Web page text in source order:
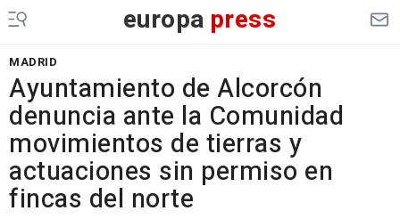
europa press
MADRID
Ayuntamiento de Alcorcón
denuncia ante la Comunidad
movimientos de tierras y
actuaciones sin permiso en
fincas del norte